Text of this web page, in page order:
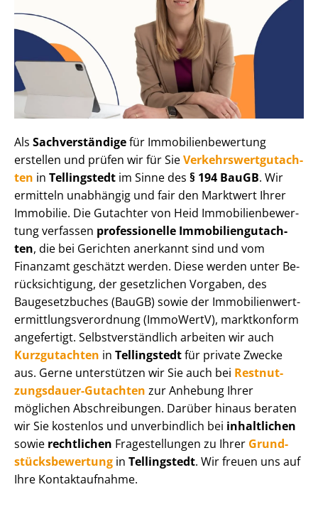
Als Sachverständigefür Im­mo­bi­li­en­be­wer­tung
erstellen und prüfen wir für SieVer­kehrs­wert­gut­ach­
ten in Tellingstedt im Sinne des § 194 BauGB. Wir
ermitteln unabhängig und fair den Marktwert Ihrer
Immobilie. Die Gutachter von Heid Im­mo­bi­li­en­be­wer­
tung verfassen professionelle Im­mo­bi­li­en­gut­ach­
ten, die bei Gerichten anerkannt sind und vom
Finanzamt geschätzt werden. Diese werden unter Be­
rück­sich­ti­gung, der gesetzlichen Vorgaben, des
Baugesetzbuches (BauGB) sowie der Im­mo­bi­li­en­wert­
ermitt­lungs­ver­ord­nung (ImmoWertV), marktkonform
angefertigt. Selbst­ver­ständ­lich arbeiten wir auch
Kurzgutachten in Tellingstedtfür private Zwecke
aus. Gerne unterstützen wir Sie auch bei Rest­nut­
zungs­dau­er-Gutachten zur Anhebung Ihrer
möglichen Abschreibungen. Darüber hinaus beraten
wir Sie kostenlos und unverbindlich bei inhaltlichen
sowie rechtlichen Fragestellungen zu Ihrer Grund­
stücks­be­wer­tung in Tellingstedt. Wir freuen uns auf
Ihre Kontaktaufnahme.